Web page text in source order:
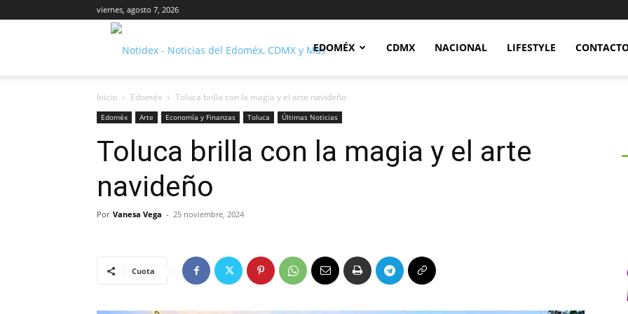
viernes, agosto 7, 2026
Notidex
EDOMÉX CDMX NACIONAL LIFESTYLE
Inicio Edoméx Toluca brilla con la magia y el arte navideño
Edoméx Arte Economía y Finanzas Toluca Últimas Noticias
Toluca brilla con la magia y el arte
navideño
Por Vanesa Vega - 25 noviembre, 2024
Cuota